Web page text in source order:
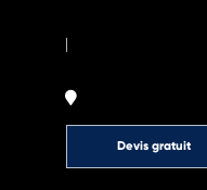
|
Devis gratuit